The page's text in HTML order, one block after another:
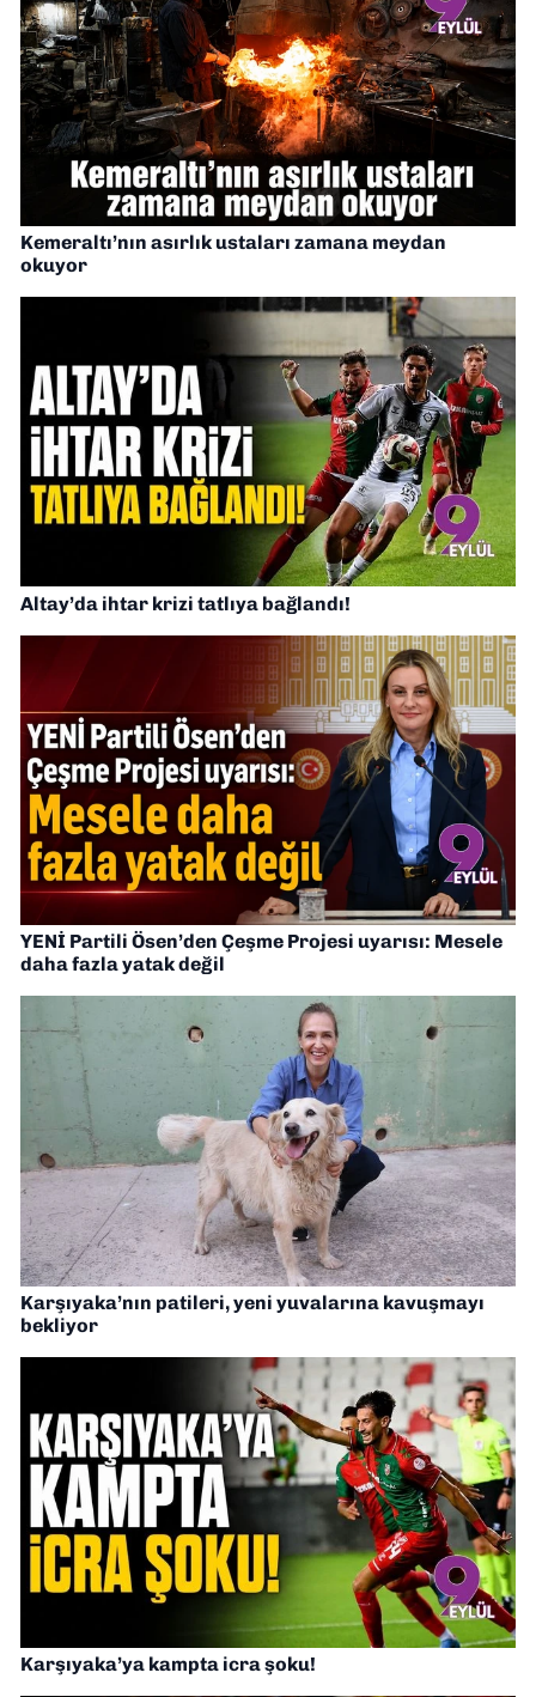
Kemeraltı’nın asırlık ustaları zamana meydan
okuyor
Altay’da ihtar krizi tatlıya bağlandı!
YENİ Partili Ösen’den Çeşme Projesi uyarısı: Mesele
daha fazla yatak değil
Karşıyaka’nın patileri, yeni yuvalarına kavuşmayı
bekliyor
Karşıyaka’ya kampta icra şoku!